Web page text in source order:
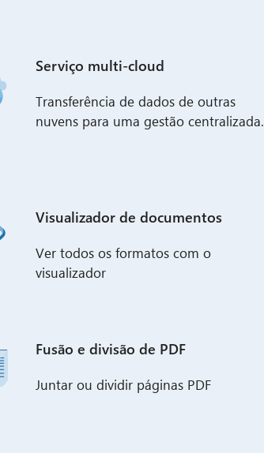
Serviço multi-cloud
Transferência de dados de outras
nuvens para uma gestão centralizada.
Visualizador de documentos
Ver todos os formatos com o
visualizador
Fusão e divisão de PDF
Juntar ou dividir páginas PDF